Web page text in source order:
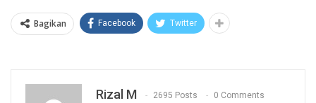
Bagikan Facebook Twitter
Rizal M 2695 Posts 0 Comments